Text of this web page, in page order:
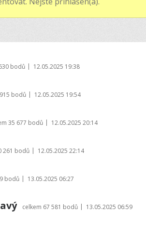
bodů | 12.05.2025 19:38
bodů | 12.05.2025 19:54
35 677 bodů | 12.05.2025 20:14
261 bodů | 12.05.2025 22:14
bodů | 13.05.2025 06:27
celkem 67 581 bodů | 13.05.2025 06:59